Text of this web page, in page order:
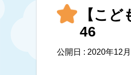
【こ
46
公開日 : 2020年12